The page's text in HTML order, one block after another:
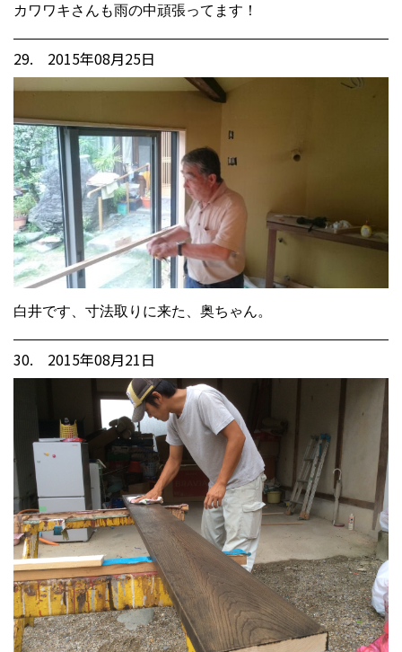
カワワキさんも雨の中頑張ってます！
29. 2015年08月25日
白井です、寸法取りに来た、奥ちゃん。
30. 2015年08月21日